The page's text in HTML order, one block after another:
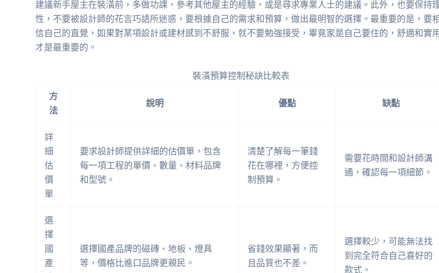
建議新手屋主在裝潢前，多做功課，參考其他屋主的經驗，或是尋求專業人士的建議。此外，也要保持
性，不要被設計師的花言巧語所迷惑，要根據自己的需求和預算，做出最明智的選擇。最重要的是，要
信自己的直覺，如果對某項設計或建材感到不舒服，就不要勉強接受，畢竟家是自己要住的，舒適和實用
才是最重要的。
裝潢預算控制秘訣比較表
方
法
說明 優點 缺點
詳
細
估
價
單
要求設計師提供詳細的估價單，包含
每一項工程的單價、數量、材料品牌
和型號。
清楚了解每一筆錢
花在哪裡，方便控
制預算。
需要花時間和設計師溝
通，確認每一項細節。
選
擇
國
產
選擇國產品牌的磁磚、地板、燈具
等，價格比進口品牌更親民。
省錢效果顯著，而
且品質也不差。
選擇較少，可能無法找
到完全符合自己喜好的
款式。